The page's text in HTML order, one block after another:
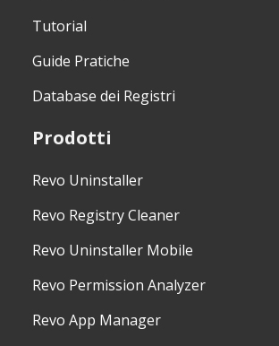
Tutorial
Guide Pratiche
Database dei Registri
Prodotti
Revo Uninstaller
Revo Registry Cleaner
Revo Uninstaller Mobile
Revo Permission Analyzer
Revo App Manager